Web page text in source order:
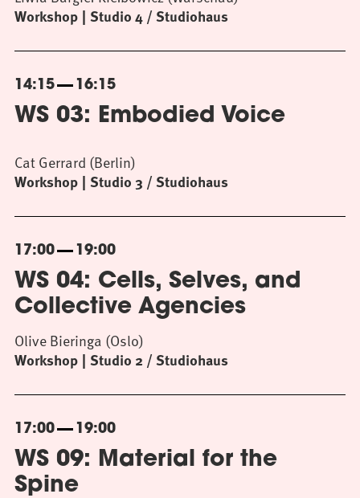
Workshop Studio 4 / Studiohaus
14:15 16:15
WS 03: Embodied Voice
Workshop Studio 3 / Studiohaus
Cat Gerrard (Berlin)
17:00 19:00
WS 04: Cells, Selves, and
Collective Agencies
Workshop Studio 2 / Studiohaus
Olive Bieringa (Oslo)
17:00 19:00
WS 09: Material for the
Spine